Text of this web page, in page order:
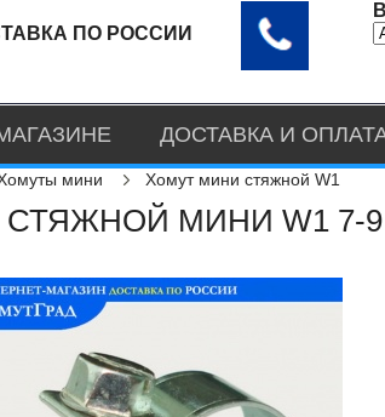
ПО РОССИИ
ДОСТАВКА И
мини Хомут мини стяжной W1
МИНИ W1 7-